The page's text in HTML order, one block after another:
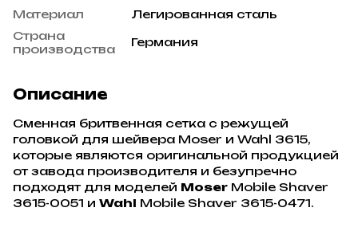
Материал
Легированная сталь
Страна
производства
Германия
Описание
Cменная бритвенная сетка с режущей
головкой для шейвера Moser и Wahl 3615,
которые являются оригинальной продукцией
от завода производителя и безупречно
подходят для моделей Moser Mobile Shaver
3615-0051 и Wahl Mobile Shaver 3615-0471.